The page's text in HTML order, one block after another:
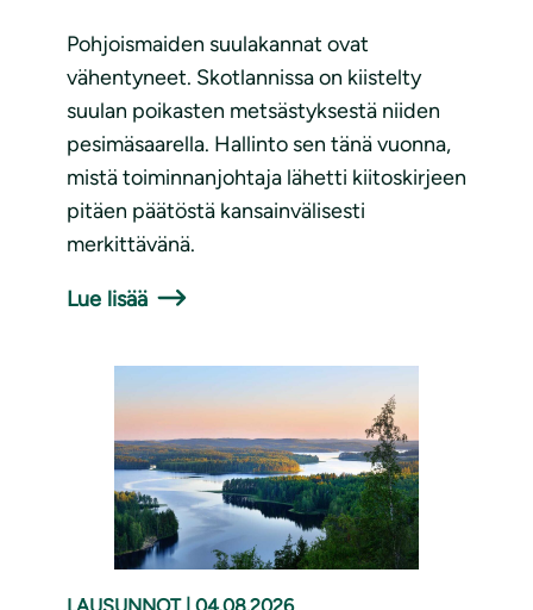
Pohjoismaiden suulakannat ovat
vähentyneet. Skotlannissa on kiistelty
suulan poikasten metsästyksestä niiden
pesimäsaarella. Hallinto sen tänä vuonna,
mistä toiminnanjohtaja lähetti kiitoskirjeen
pitäen päätöstä kansainvälisesti
merkittävänä.
Lue lisää